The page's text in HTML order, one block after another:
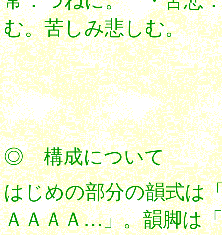
む。苦しみ悲しむ。
◎構成について
はじめの部分の韻式は
ＡＡＡＡ…」。韻脚